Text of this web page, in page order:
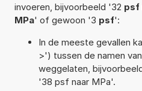
invoeren, bijvoorbeeld '32 psf
MPa' of gewoon '3 psf':
In de meeste gevallen
>') tussen de namen
weggelaten,
'38 psf naar MPa'.